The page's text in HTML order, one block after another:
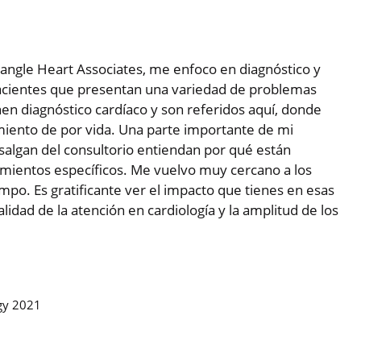
Heart Associates, me enfoco en diagnóstico y
que presentan una variedad de problemas
diagnóstico cardíaco y son referidos aquí, donde
de por vida. Una parte importante de mi
del consultorio entiendan por qué están
específicos. Me vuelvo muy cercano a los
Es gratificante ver el impacto que tienes en esas
de la atención en cardiología y la amplitud de los
2021